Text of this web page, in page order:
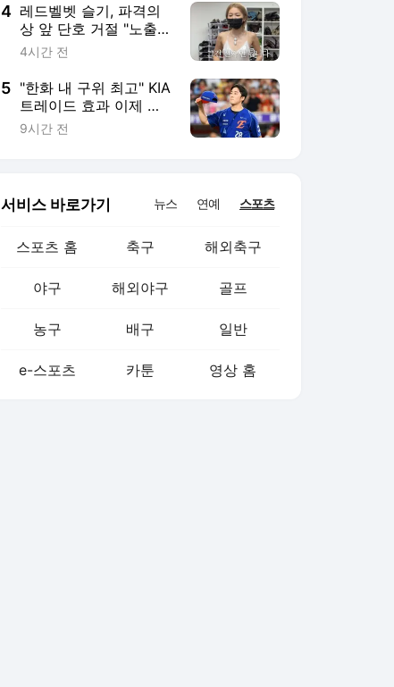
4 레드벨벳 슬기, 파격의
상 앞 단호 거절 "노출
사고날 수 있다"
4시간 전
5 "한화 내 구위 최고" KIA
트레이드 효과 이제 터
진다…개명까지 한 간절
9시간 전
서비스 바로가기 뉴스 연예 스포츠
스포츠 홈 축구 해외축구
야구 해외야구 골프
농구 배구 일반
e-스포츠 카툰 영상 홈